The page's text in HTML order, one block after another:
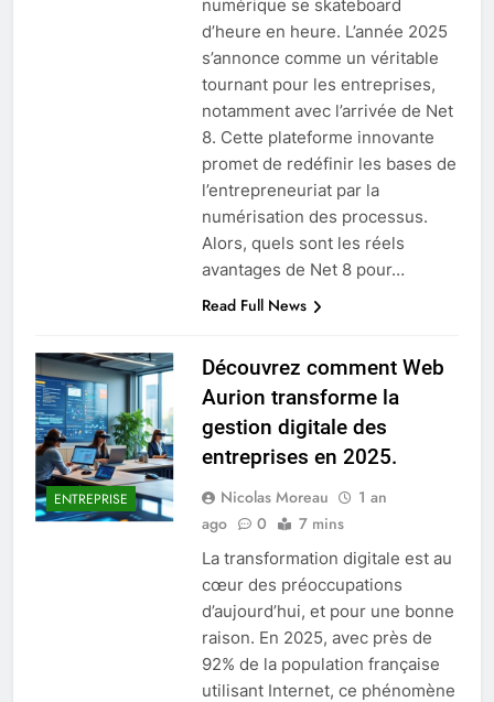
numérique se skateboard
d’heure en heure. L’année 2025
s’annonce comme un véritable
tournant pour les entreprises,
notamment avec l’arrivée de Net
8. Cette plateforme innovante
promet de redéfinir les bases de
l’entrepreneuriat par la
numérisation des processus.
Alors, quels sont les réels
avantages de Net 8 pour…
Read Full News
ENTREPRISE
Découvrez comment Web
Aurion transforme la
gestion digitale des
entreprises en 2025.
Nicolas Moreau
1 an
ago
0 7 mins
La transformation digitale est au
cœur des préoccupations
d’aujourd’hui, et pour une bonne
raison. En 2025, avec près de
92% de la population française
utilisant Internet, ce phénomène